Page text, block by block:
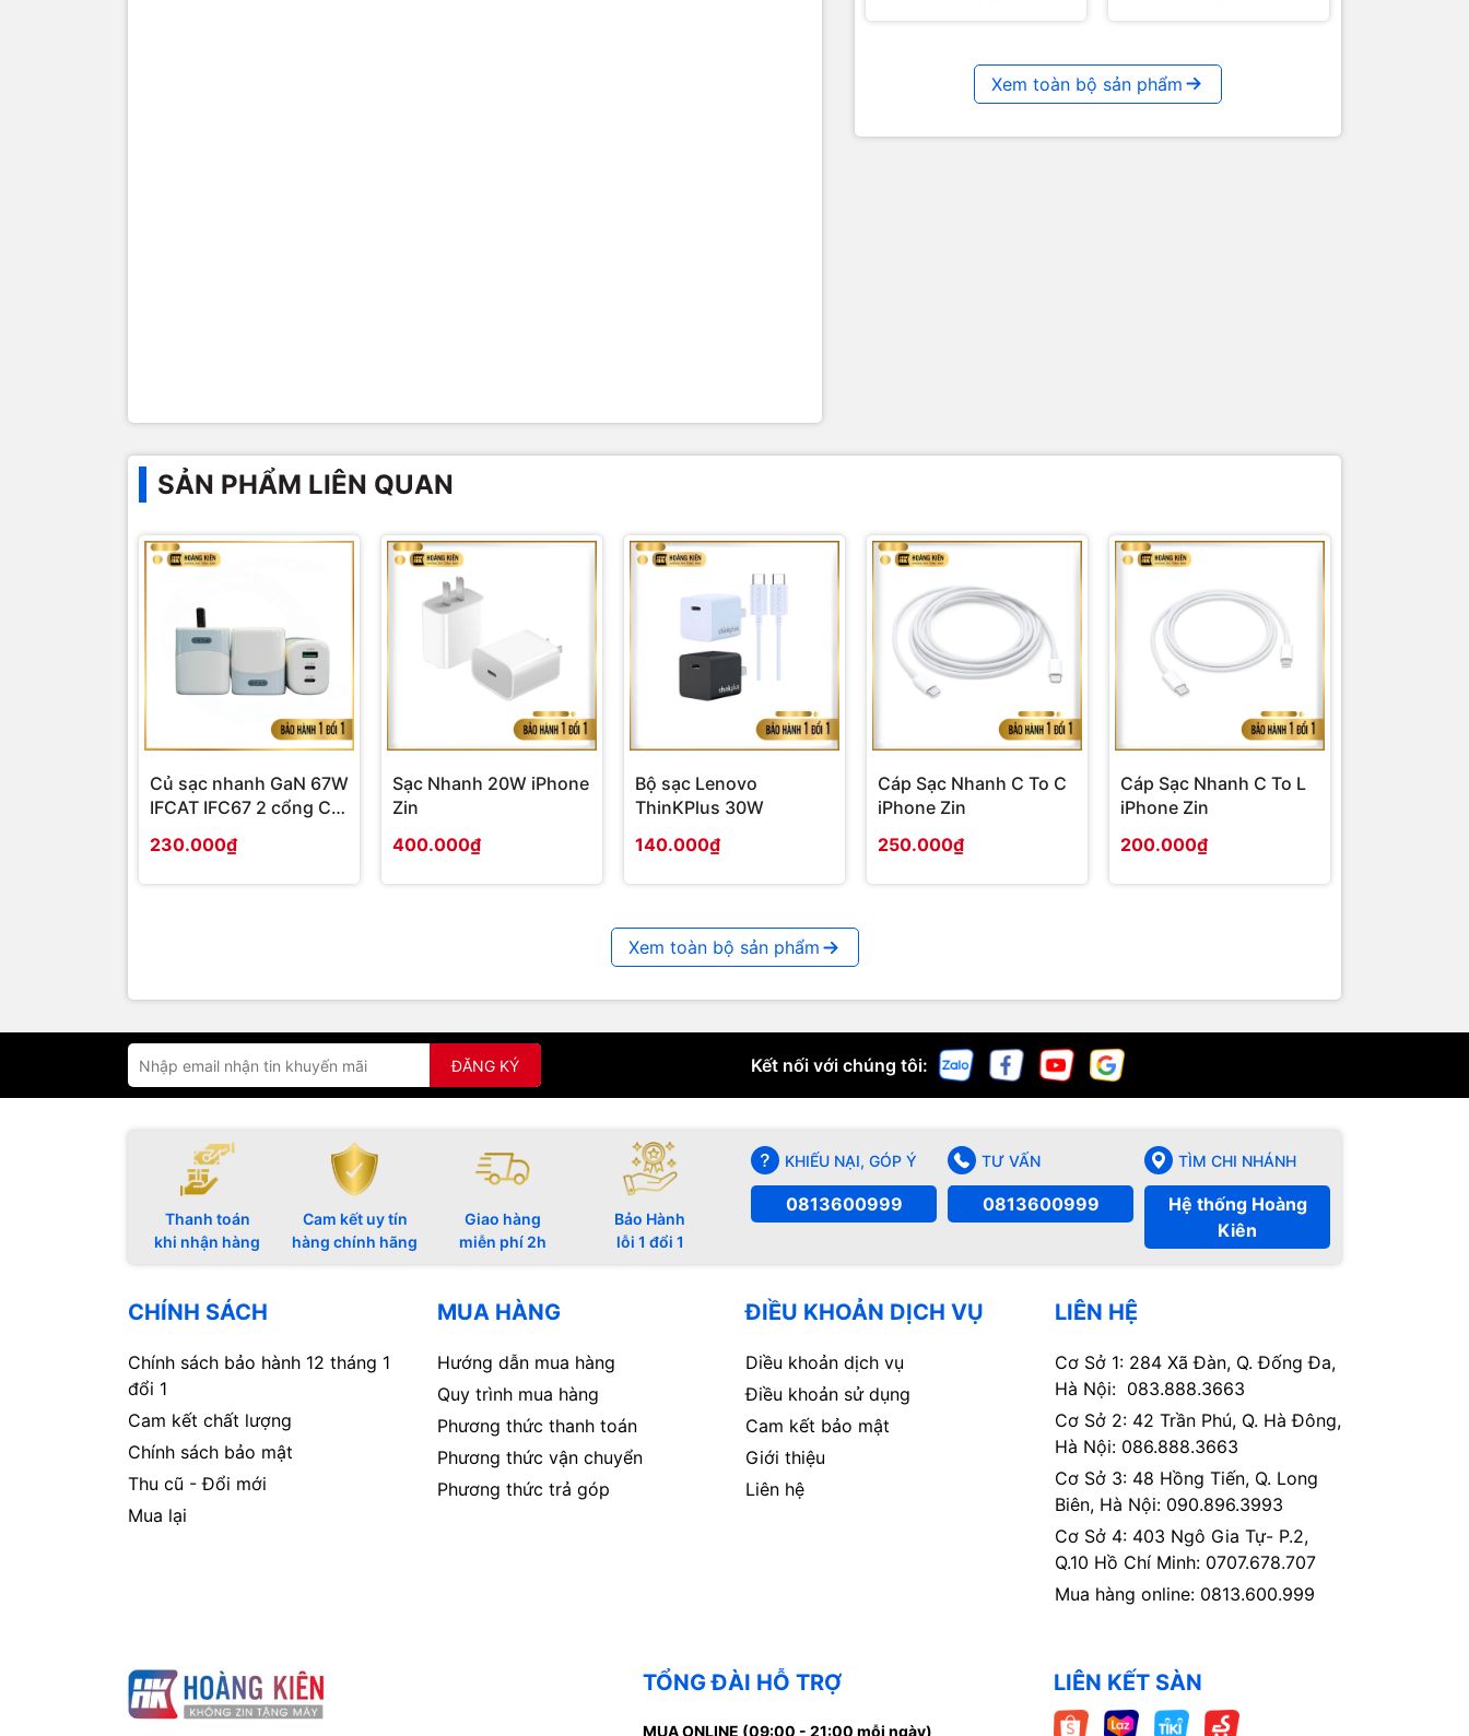
Xem toàn bộ sản phẩm
SẢN PHẨM LIÊN QUAN
Củ sạc nhanh GaN 67W
IFCAT IFC67 2 cổng C +
230.000₫
Sạc Nhanh 20W iPhone
Zin
400.000₫
Bộ sạc Lenovo
ThinKPlus 30W
140.000₫
Cáp Sạc Nhanh C To C
iPhone Zin
250.000₫
Cáp Sạc Nhanh C To L
iPhone Zin
200.000₫
Xem toàn bộ sản phẩm
ĐĂNG KÝ Kết nối với chúng tôi:
Thanh toán
khi nhận hàng
Cam kết uy tín
hàng chính hãng
Giao hàng
miễn phí 2h
Bảo Hành
lỗi 1 đổi 1
KHIẾU NẠI, GÓP Ý
0813600999
TƯ VẤN
0813600999
TÌM CHI NHÁNH
Hệ thống Hoàng
Kiên
CHÍNH SÁCH
Chính sách bảo hành 12 tháng 1
đổi 1
Cam kết chất lượng
Chính sách bảo mật
Thu cũ - Đổi mới
Mua lại
MUA HÀNG
Hướng dẫn mua hàng
Quy trình mua hàng
Phương thức thanh toán
Phương thức vận chuyển
Phương thức trả góp
ĐIỀU KHOẢN DỊCH VỤ
Diều khoản dịch vụ
Điều khoản sử dụng
Cam kết bảo mật
Giới thiệu
Liên hệ
LIÊN HỆ
Cơ Sở 1: 284 Xã Đàn, Q. Đống Đa,
Hà Nội: 083.888.3663
Cơ Sở 2: 42 Trần Phú, Q. Hà Đông,
Hà Nội: 086.888.3663
Cơ Sở 3: 48 Hồng Tiến, Q. Long
Biên, Hà Nội: 090.896.3993
Cơ Sở 4: 403 Ngô Gia Tự- P.2,
Q.10 Hồ Chí Minh: 0707.678.707
Mua hàng online: 0813.600.999
TỔNG ĐÀI HỖ TRỢ
MUA ONLINE (09:00 - 21:00 mỗi ngày)
LIÊN KẾT SÀN